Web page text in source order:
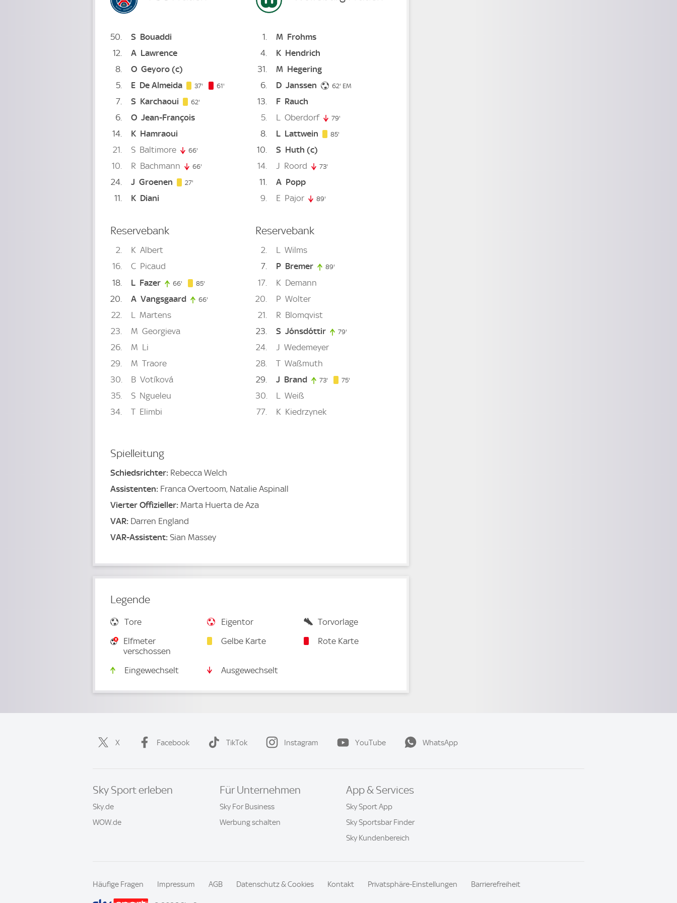
50 S Bouaddi
12
A Lawrence
8
O Geyoro(c)
5
E De Almeida 37' 37. minute
61'
7 S Karchaoui 62'
6 O Jean-François
14
K Hamraoui
21
S Baltimore 66'
10 R Bachmann 66'
24 J Groenen 27'
11 K Diani
Reservebank
2 K Albert
16
C Picaud
18
L Fazer 66' 66. minute
85'
20 A Vangsgaard 66'
22 L
Martens
23
M Georgieva
26
M Li
29
M Traore
30
B Votíková
35
S Ngueleu
34
T Elimbi
1 M Frohms
4
K Hendrich
31
M Hegering
6
D Janssen 62' 62. minute
EM
13 F Rauch
5
L Oberdorf 79'
8 L Lattwein 85'
10 S Huth (c)
14
J Roord 73'
11 A Popp
9
E Pajor 89'
Reservebank
2 L Wilms
7
P Bremer 89'
17 K Demann
20
P Wolter
21
R Blomqvist
23
S Jónsdóttir 79'
24 J Wedemeyer
28
T Waßmuth
29
J Brand 73' 73. minute
75'
30 L
Weiß
77
K Kiedrzynek
Spielleitung
Schiedsrichter: Rebecca Welch
Assistenten: Franca Overtoom, Natalie Aspinall
Vierter Offizieller: Marta Huerta de Aza
VAR: Darren England
VAR-Assistent: Sian Massey
Legende
Tore Eigentor
Torvorlage
Elfmeter
verschossen
Gelbe Karte Rote Karte
Eingewechselt Ausgewechselt
X Facebook TikTok Instagram YouTube WhatsApp
Sky Sport erleben
Sky.de
WOW.de
Für Unternehmen
Sky For Business
Werbung schalten
App & Services
Sky Sport App
Sky Sportsbar Finder
Sky Kundenbereich
Häufige Fragen Impressum AGB Datenschutz & Cookies Kontakt Privatsphäre-Einstellungen Barrierefreiheit